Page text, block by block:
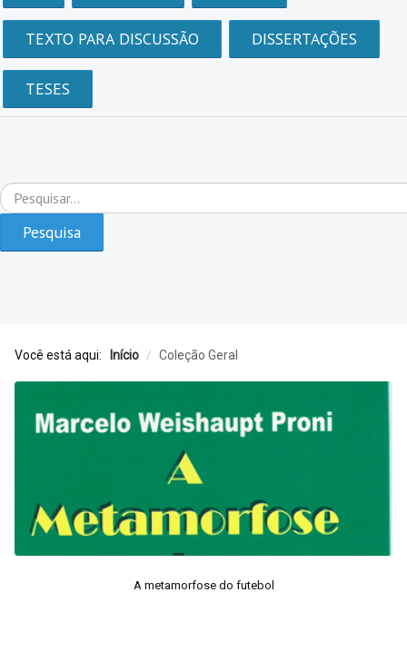
TEXTO PARA DISCUSSÃO DISSERTAÇÕES
TESES
Pesquisar...
Pesquisa
Você está aqui: Início / Coleção Geral
A metamorfose do futebol